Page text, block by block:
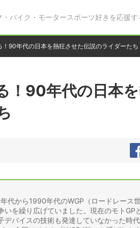
バイク・モータースポーツ好きを応援す
90年代の日本を熱狂させた伝説のライダーたち
！90年代の日本を
代から1990年代のWGP（ロードレース
を繰り広げていました。現在のモトGP
バイスの技術も発達していなかった時